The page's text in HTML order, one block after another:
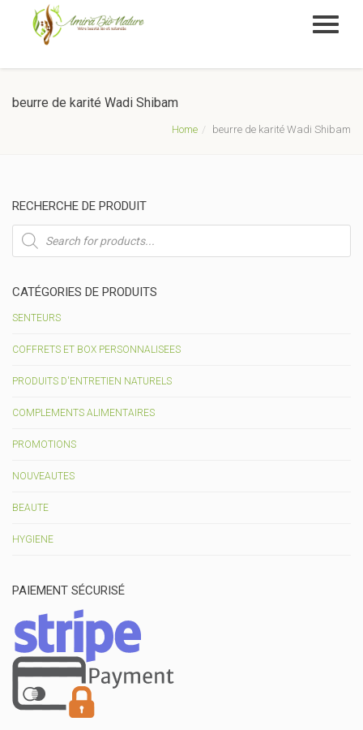
beurre de karité Wadi Shibam
Home beurre de karité Wadi Shibam
RECHERCHE DE PRODUIT
Recherche
de
produits
CATÉGORIES DE PRODUITS
SENTEURS
COFFRETS ET BOX PERSONNALISEES
PRODUITS D'ENTRETIEN NATURELS
COMPLEMENTS ALIMENTAIRES
PROMOTIONS
NOUVEAUTES
BEAUTE
HYGIENE
PAIEMENT SÉCURISÉ